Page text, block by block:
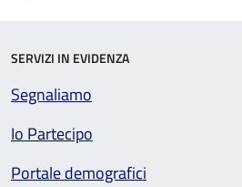
SERVIZI IN EVIDENZA
Segnaliamo
Io Partecipo
Portale demografici